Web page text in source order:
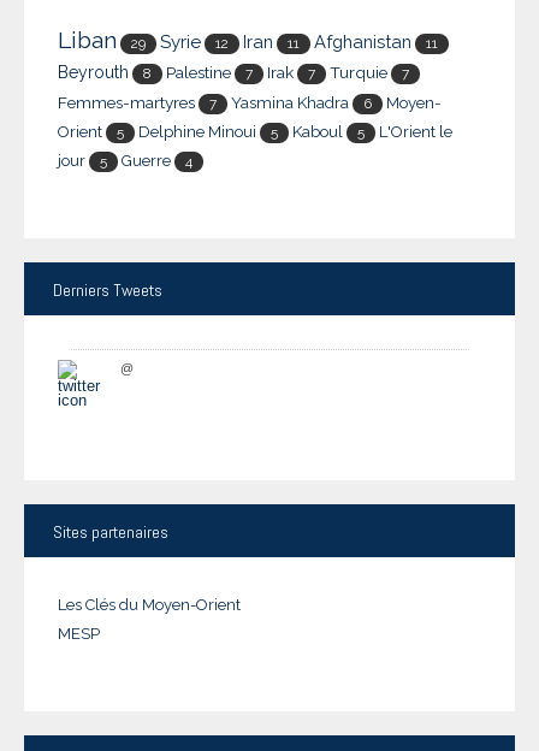
Liban 29 Syrie 12 Iran 11 Afghanistan 11
Beyrouth 8 Palestine 7 Irak 7 Turquie 7
Femmes-martyres 7 Yasmina Khadra 6
Moyen-
Orient
5 Delphine Minoui 5 Kaboul 5
L'Orient le
jour
5 Guerre 4
Derniers Tweets
@
Sites partenaires
Les Clés du Moyen-Orient
MESP